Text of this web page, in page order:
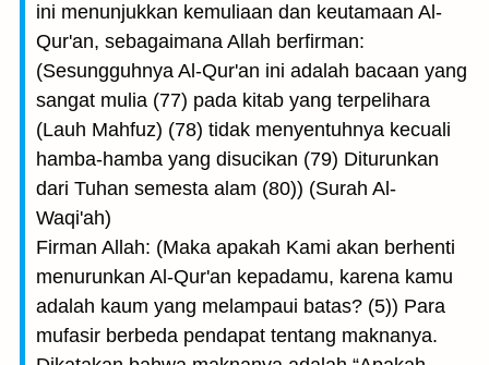
ini menunjukkan kemuliaan dan keutamaan Al-
Qur'an, sebagaimana Allah berfirman:
(Sesungguhnya Al-Qur'an ini adalah bacaan yang
sangat mulia (77) pada kitab yang terpelihara
(Lauh Mahfuz) (78) tidak menyentuhnya kecuali
hamba-hamba yang disucikan (79) Diturunkan
dari Tuhan semesta alam (80)) (Surah Al-
Waqi'ah)
Firman Allah: (Maka apakah Kami akan berhenti
menurunkan Al-Qur'an kepadamu, karena kamu
adalah kaum yang melampaui batas? (5)) Para
mufasir berbeda pendapat tentang maknanya.